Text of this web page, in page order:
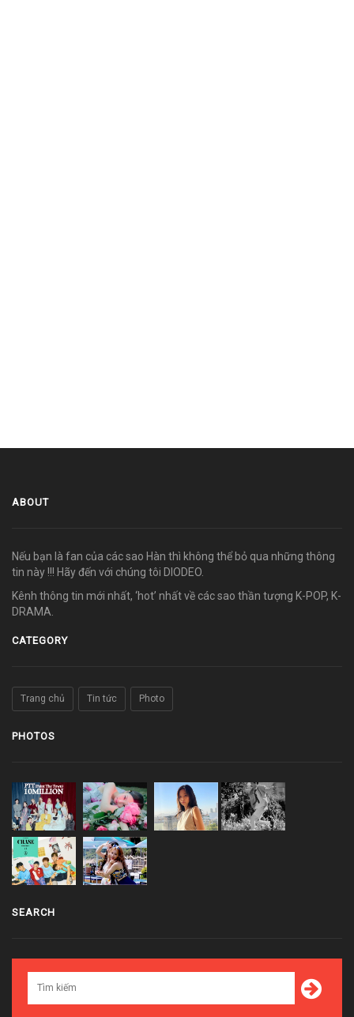
ABOUT
Nếu bạn là fan của các sao Hàn thì không thể bỏ qua những thông
tin này !!! Hãy đến với chúng tôi DIODEO.
Kênh thông tin mới nhất, ‘hot’ nhất về các sao thần tượng K-POP, K-
DRAMA.
CATEGORY
Trang chủ Tin tức Photo
PHOTOS
SEARCH